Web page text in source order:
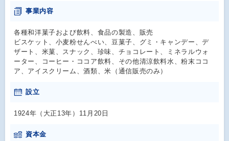
事業内容
各種和洋菓子および飲料、食品の製造、販売
ビスケット、小麦粉せんべい、豆菓子、グミ・キャンデー、デ
ザート、米菓、スナック、珍味、チョコレート、ミネラルウォ
ーター、コーヒー・ココア飲料、その他清涼飲料水、粉末ココ
ア、アイスクリーム、酒類、米（通信販売のみ）
設立
1924年（大正13年）11月20日
資本金